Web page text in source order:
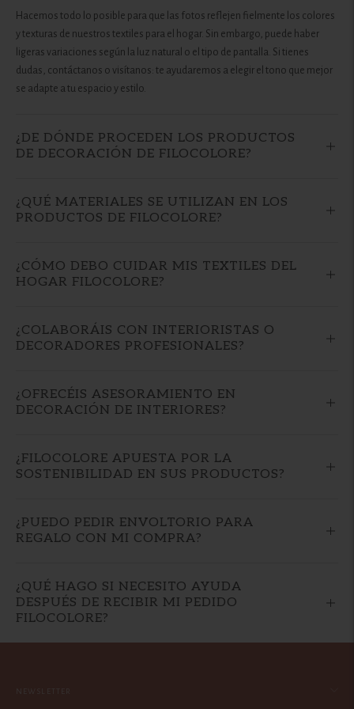
Hacemos todo lo posible para que las fotos reflejen fielmente los colores
y texturas de nuestros textiles para el hogar. Sin embargo, puede haber
ligeras variaciones según la luz natural o el tipo de pantalla. Si tienes
dudas, contáctanos o visítanos: te ayudaremos a elegir el tono que mejor
se adapte a tu espacio y estilo.
¿DE DÓNDE PROCEDEN LOS PRODUCTOS
DE DECORACIÓN DE FILOCOLORE?
¿QUÉ MATERIALES SE UTILIZAN EN LOS
PRODUCTOS DE FILOCOLORE?
¿CÓMO DEBO CUIDAR MIS TEXTILES DEL
HOGAR FILOCOLORE?
¿COLABORÁIS CON INTERIORISTAS O
DECORADORES PROFESIONALES?
¿OFRECÉIS ASESORAMIENTO EN
DECORACIÓN DE INTERIORES?
¿FILOCOLORE APUESTA POR LA
SOSTENIBILIDAD EN SUS PRODUCTOS?
¿PUEDO PEDIR ENVOLTORIO PARA
REGALO CON MI COMPRA?
¿QUÉ HAGO SI NECESITO AYUDA
DESPUÉS DE RECIBIR MI PEDIDO
FILOCOLORE?